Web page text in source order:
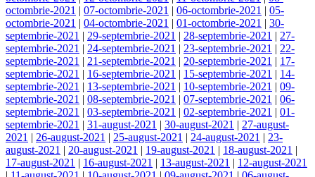
octombrie-2021 | 07-octombrie-2021 | 06-octombrie-2021 | 05-
octombrie-2021 | 04-octombrie-2021 | 01-octombrie-2021 | 30-
septembrie-2021 | 29-septembrie-2021 | 28-septembrie-2021 | 27-
septembrie-2021 | 24-septembrie-2021 | 23-septembrie-2021 | 22-
septembrie-2021 | 21-septembrie-2021 | 20-septembrie-2021 | 17-
septembrie-2021 | 16-septembrie-2021 | 15-septembrie-2021 | 14-
septembrie-2021 | 13-septembrie-2021 | 10-septembrie-2021 | 09-
septembrie-2021 | 08-septembrie-2021 | 07-septembrie-2021 | 06-
septembrie-2021 | 03-septembrie-2021 | 02-septembrie-2021 | 01-
septembrie-2021 | 31-august-2021 | 30-august-2021 | 27-august-
2021 | 26-august-2021 | 25-august-2021 | 24-august-2021 | 23-
august-2021 | 20-august-2021 | 19-august-2021 | 18-august-2021 |
17-august-2021 | 16-august-2021 | 13-august-2021 | 12-august-2021